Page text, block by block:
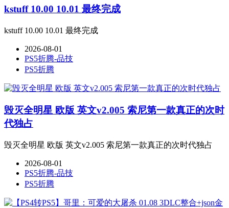
kstuff 10.00 10.01 最终完成
kstuff 10.00 10.01 最终完成
2026-08-01
PS5折腾-品技
PS5折腾
毁灭全明星 欧版 英文v2.005 索尼第一款真正的次时
代独占
毁灭全明星 欧版 英文v2.005 索尼第一款真正的次时代独占
2026-08-01
PS5折腾-品技
PS5折腾